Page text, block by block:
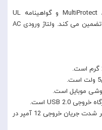
: سیستم ایمنی MultiProtect Anker و گواهینامه UL
حفاظت کامل را از شما و دستگاه هایتان تضمین می کند. ولتاژ ورودی AC
حداکثر توان خروجی 60 وات است وحداکثر شدت جریان خروجی 12 آمپر در